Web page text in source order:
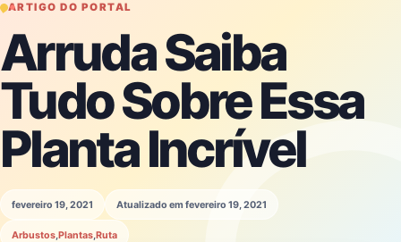
ARTIGO DO PORTAL
Arruda Saiba
Tudo Sobre Essa
Planta Incrível
fevereiro 19, 2021 Atualizado em fevereiro 19, 2021
Arbustos Plantas Ruta